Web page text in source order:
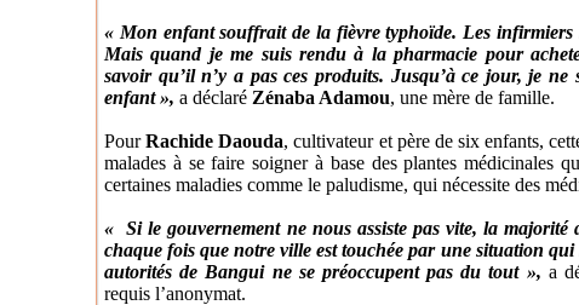
« Mon enfant souffrait de la fièvre typhoïde. Les infirmiers
Mais quand je me suis rendu à la pharmacie pour
savoir qu’il n’y a pas ces produits. Jusqu’à ce jour, je
enfant », a déclaré Zénaba Adamou, une mère de famille.
PourRachide Daouda, cultivateur et père de six enfants,
malades à se faire soigner à base des plantes médicinales
certaines maladies comme le paludisme, qui nécessite des
« Si le gouvernement ne nous assiste pas vite, la majorité
chaque fois que notre ville est touchée par une situation qui
autorités de Bangui ne se préoccupent pas du tout », a
requis l’anonymat.